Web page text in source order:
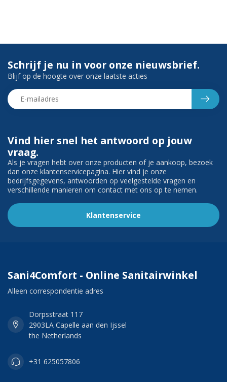
Vind hier snel het antwoord op jouw
vraag.
Als je vragen hebt over onze producten of je aankoop, bezoek
dan onze klantenservicepagina. Hier vind je onze
bedrijfsgegevens, antwoorden op veelgestelde vragen en
verschillende manieren om contact met ons op te nemen.
Klantenservice
Schrijf je nu in voor onze nieuwsbrief.
Blijf op de hoogte over onze laatste acties
Sani4Comfort - Online Sanitairwinkel
Alleen correspondentie adres
Dorpsstraat 117
2903LA Capelle aan den Ijssel
the Netherlands
+31 625057806